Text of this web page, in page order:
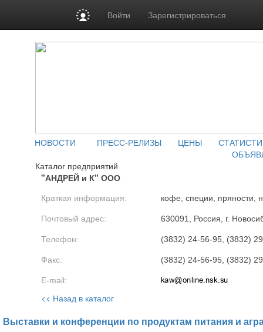
Войти Зарегистрироваться
НОВОСТИ ПРЕСС-РЕЛИЗЫ ЦЕНЫ
Каталог предприятий
"АНДРЕЙ и К" ООО
Краткая информация: кофе, специи, пряности,
Почтовый адрес: 630091, Россия, г.
Телефон: (3832) 24-56-95, (3832)
Факс: (3832) 24-56-95, (3832)
E-mail:
<< Назад в каталог
Выставки и конференции по продуктам питания и